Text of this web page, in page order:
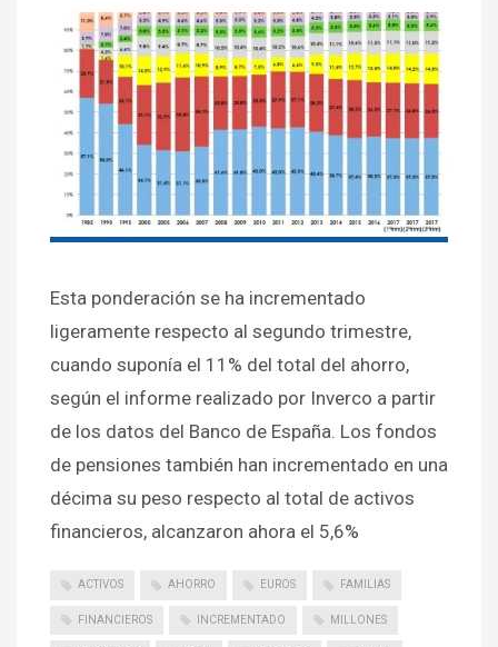
Esta ponderación se ha incrementado
ligeramente respecto al segundo trimestre,
cuando suponía el 11% del total del ahorro,
según el informe realizado por Inverco a partir
de los datos del Banco de España. Los fondos
de pensiones también han incrementado en una
décima su peso respecto al total de activos
financieros, alcanzaron ahora el 5,6%
ACTIVOS AHORRO EUROS FAMILIAS
FINANCIEROS INCREMENTADO MILLONES